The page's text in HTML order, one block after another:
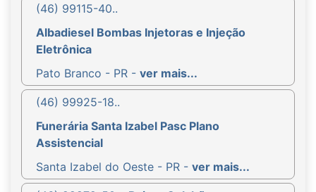
(46) 99115-40..
Albadiesel Bombas Injetoras e Injeção
Eletrônica
Pato Branco - PR - ver mais...
(46) 99925-18..
Funerária Santa Izabel Pasc Plano
Assistencial
Santa Izabel do Oeste - PR - ver mais...